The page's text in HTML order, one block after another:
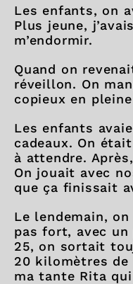
Les enfants, on
Plus jeune,
m’endormir.
Quand on
réveillon. On
copieux en
Les enfants
cadeaux. On
à attendre.
On jouait avec
que ça finissait
Le lendemain,
pas fort, avec
25, on sortait
20 kilomètres de
ma tante Rita